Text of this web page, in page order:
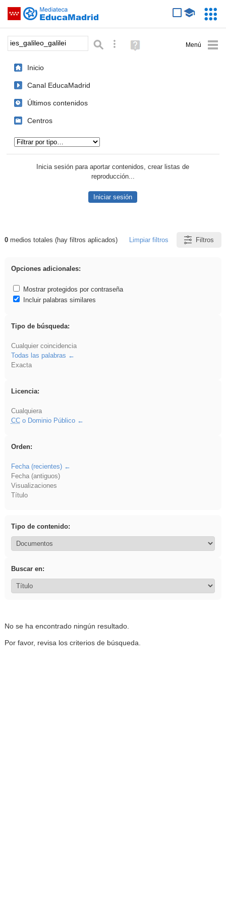
Saltar navegación
Palabra o frase: Búsqueda avanzada
Ayuda
(en
Inicio
Canal EducaMadrid
Últimos contenidos
Centros
Inicia sesión para aportar contenidos, crear listas de
reproducción...
Iniciar sesión
Resultados de: ies_galileo_galilei
0medios totales (hay filtros aplicados) Limpiar filtros Filtros
Opciones adicionales:
Mostrar protegidos por contraseña
Incluir palabras similares
Tipo de búsqueda:
Cualquier coincidencia
Todas las palabras
Exacta
Licencia:
Cualquiera
CCo Dominio Público
Orden:
Fecha (recientes)
Fecha (antiguos)
Visualizaciones
Título
Tipo de contenido:
Buscar en:
No se ha encontrado ningún resultado.
Por favor, revisa los criterios de búsqueda.